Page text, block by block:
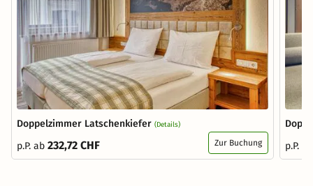
Doppelzimmer Latschenkiefer (Details)
p.P. ab 232,72 CHF Zur Buchung
p.P.